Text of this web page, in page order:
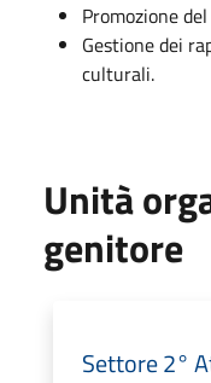
Promozione
Gestione dei
culturali.
Unità
genitore
Settore 2°